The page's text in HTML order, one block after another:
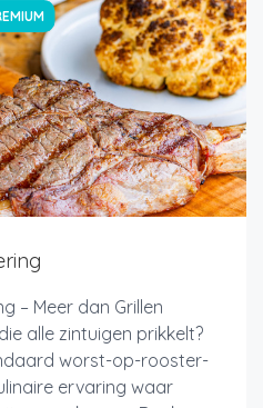
– Meer dan Grillen
alle zintuigen prikkelt?
worst-op-rooster-
ervaring waar